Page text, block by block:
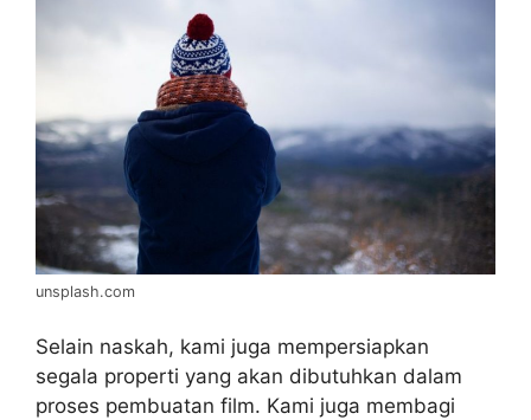
unsplash.com
Selain naskah, kami juga mempersiapkan
segala properti yang akan dibutuhkan dalam
proses pembuatan film. Kami juga membagi